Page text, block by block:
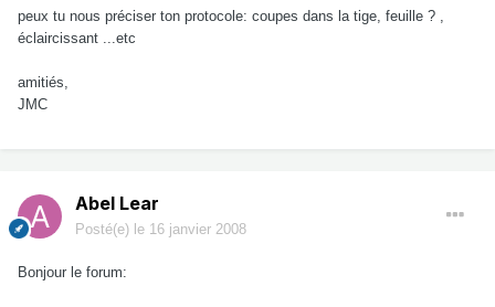
peux tu nous préciser ton protocole: coupes dans la tige, feuille ? ,
éclaircissant ...etc
amitiés,
JMC
Abel Lear
Posté(e) le 16 janvier 2008
Bonjour le forum: